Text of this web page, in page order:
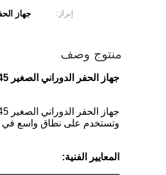
إبراز:
جهاز
منتوج وصف
جهاز الحفر الدوراني الصغير TR45 لبناء الأساس
وتستخدم على نطاق واسع في
المعايير الفنية: